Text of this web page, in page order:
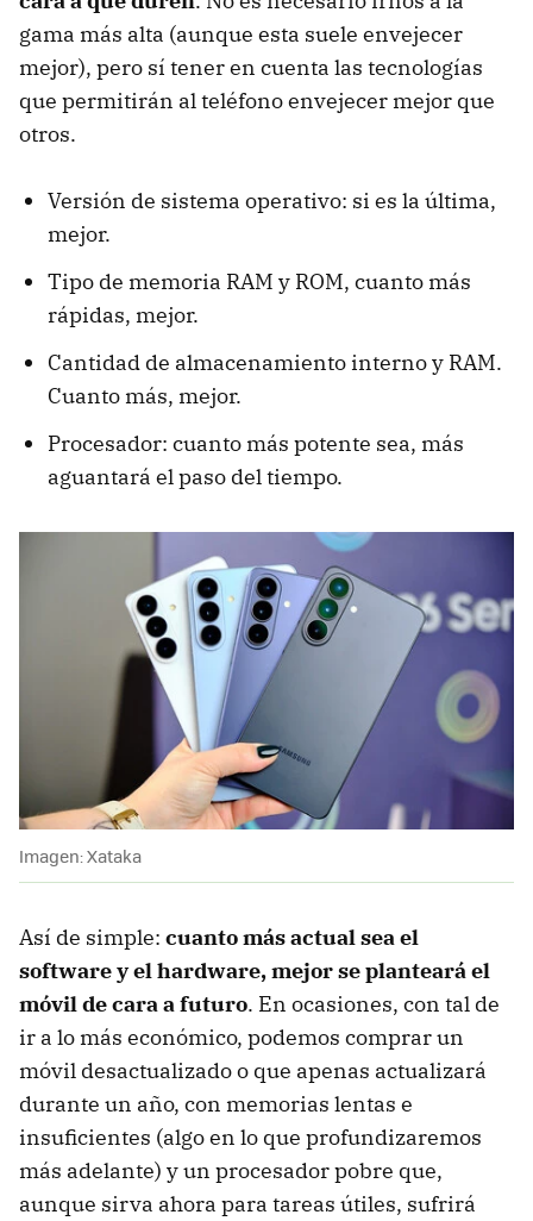
Hazle un reset de vez en cuando
gama más alta (aunque esta suele envejecer
mejor), pero sí tener en cuenta las tecnologías
que permitirán al teléfono envejecer mejor que
otros.
Versión de sistema operativo: si es la última,
mejor.
Tipo de memoria RAM y ROM, cuanto más
rápidas, mejor.
Cantidad de almacenamiento interno y RAM.
Cuanto más, mejor.
Procesador: cuanto más potente sea, más
aguantará el paso del tiempo.
Imagen: Xataka
Así de simple: cuanto más actual sea el
software y el hardware, mejor se planteará el
móvil de cara a futuro. En ocasiones, con tal de
ir a lo más económico, podemos comprar un
móvil desactualizado o que apenas actualizará
durante un año, con memorias lentas e
insuficientes (algo en lo que profundizaremos
más adelante) y un procesador pobre que,
aunque sirva ahora para tareas útiles, sufrirá